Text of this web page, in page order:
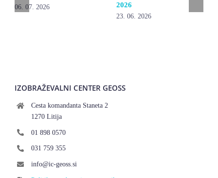
06. 07. 2026
2026
23. 06. 2026
IZOBRAŽEVALNI CENTER GEOSS
Cesta komandanta Staneta 2
1270 Litija
01 898 0570
031 759 355
info@ic-geoss.si